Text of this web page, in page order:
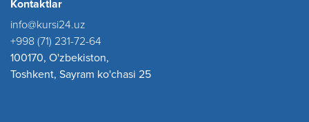
Kontaktlar
info@kursi24.uz
+998 (71) 231-72-64
100170, O'zbekiston,
Toshkent, Sayram ko'chasi 25